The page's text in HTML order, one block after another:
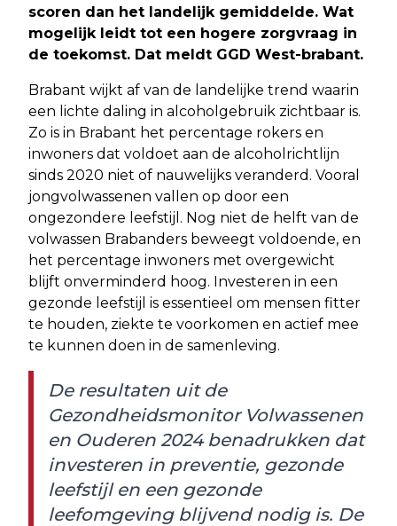
scoren dan het landelijk gemiddelde. Wat
mogelijk leidt tot een hogere zorgvraag in
de toekomst. Dat meldt GGD West-brabant.
Brabant wijkt af van de landelijke trend waarin
een lichte daling in alcoholgebruik zichtbaar is.
Zo is in Brabant het percentage rokers en
inwoners dat voldoet aan de alcoholrichtlijn
sinds 2020 niet of nauwelijks veranderd. Vooral
jongvolwassenen vallen op door een
ongezondere leefstijl. Nog niet de helft van de
volwassen Brabanders beweegt voldoende, en
het percentage inwoners met overgewicht
blijft onverminderd hoog. Investeren in een
gezonde leefstijl is essentieel om mensen fitter
te houden, ziekte te voorkomen en actief mee
te kunnen doen in de samenleving.
De resultaten uit de
Gezondheidsmonitor Volwassenen
en Ouderen 2024 benadrukken dat
investeren in preventie, gezonde
leefstijl en een gezonde
leefomgeving blijvend nodig is. De